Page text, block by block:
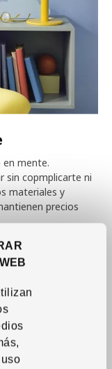
en mente.
sin copmplicarte ni
materiales y
precios